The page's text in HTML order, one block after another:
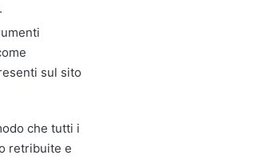
sul sito
che tutti i
retribuite e